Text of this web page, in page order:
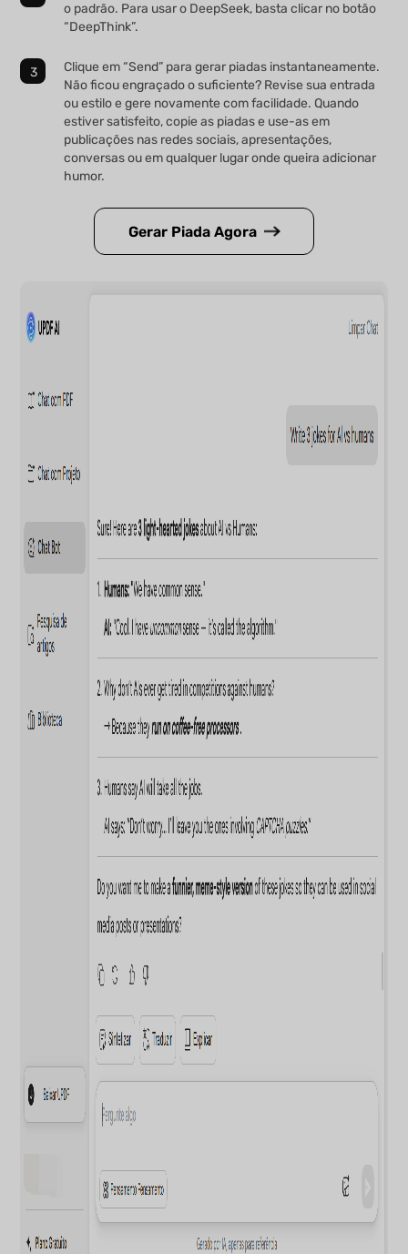
o padrão. Para usar o DeepSeek, basta clicar no botão
“DeepThink”.
Clique em “Send” para gerar piadas instantaneamente.
Não ficou engraçado o suficiente? Revise sua entrada
ou estilo e gere novamente com facilidade. Quando
estiver satisfeito, copie as piadas e use-as em
publicações nas redes sociais, apresentações,
conversas ou em qualquer lugar onde queira adicionar
humor.
Gerar Piada Agora